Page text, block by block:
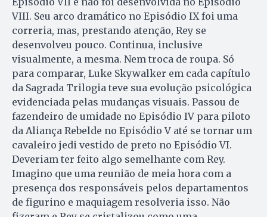
VIII. Seu arco dramático no Episódio IX foi uma
correria, mas, prestando atenção, Rey se
desenvolveu pouco. Continua, inclusive
visualmente, a mesma. Nem troca de roupa. Só
para comparar, Luke Skywalker em cada capítulo
da Sagrada Trilogia teve sua evolução psicológica
evidenciada pelas mudanças visuais. Passou de
fazendeiro de umidade no Episódio IV para piloto
da Aliança Rebelde no Episódio V até se tornar um
cavaleiro jedi vestido de preto no Episódio VI.
Deveriam ter feito algo semelhante com Rey.
Imagino que uma reunião de meia hora com a
presença dos responsáveis pelos departamentos
de figurino e maquiagem resolveria isso. Não